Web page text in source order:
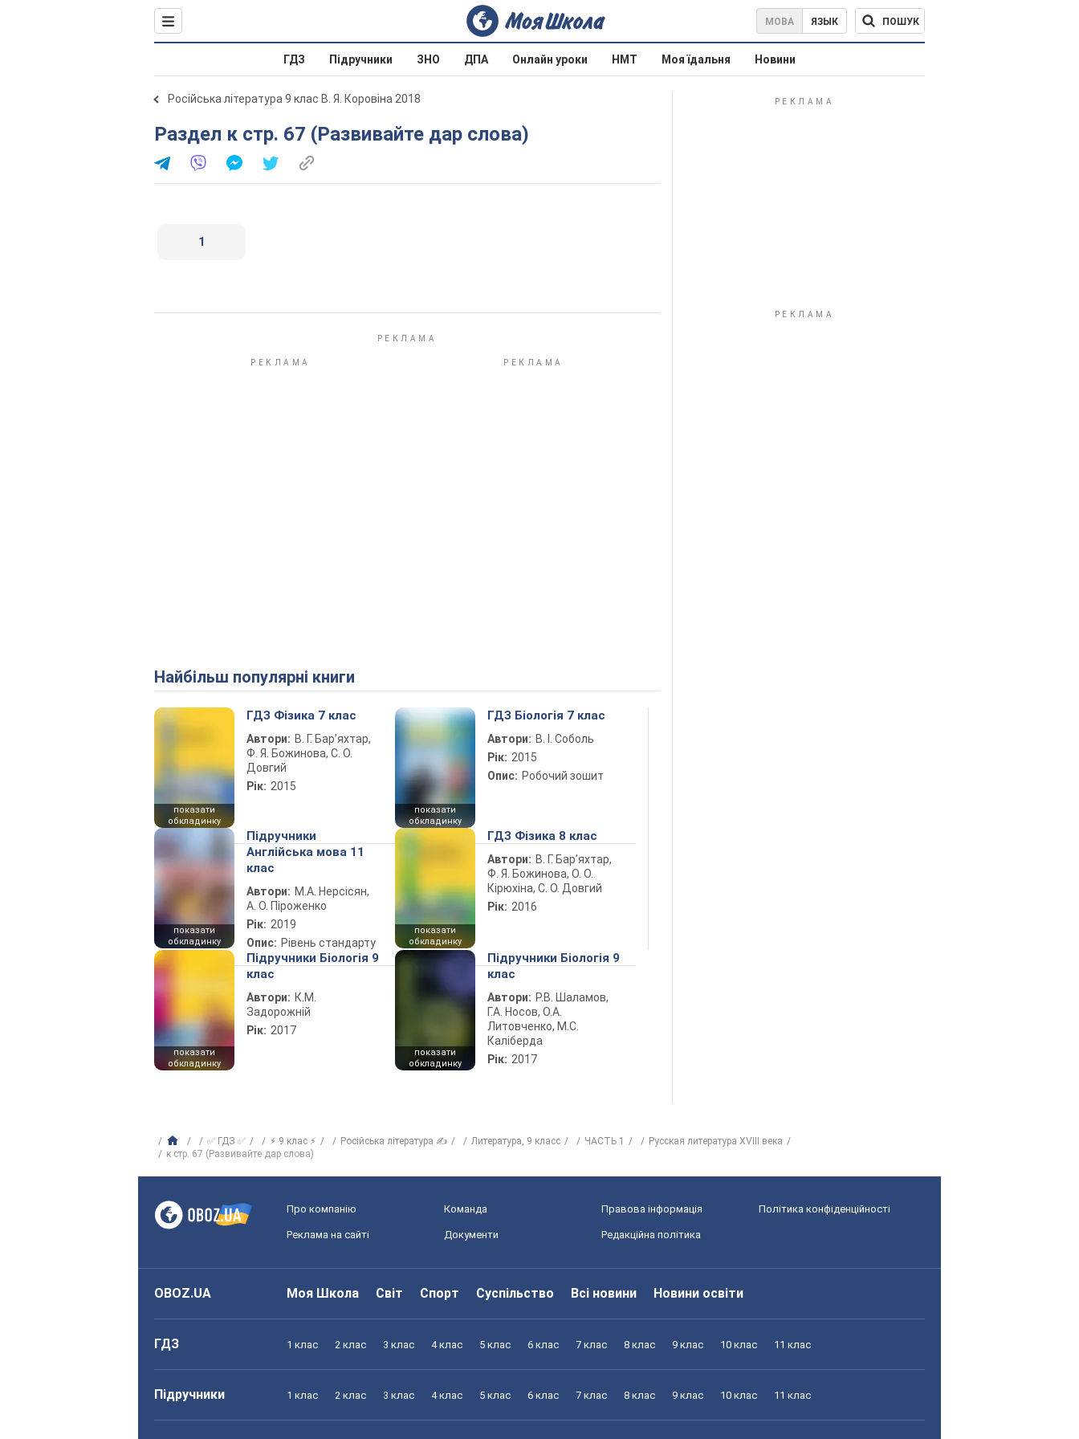
МОВА ЯЗЫК ПОШУК
ГДЗ Підручники ЗНО ДПА Онлайн уроки НМТ Моя їдальня Новини
Російська література 9 клас В. Я. Коровіна 2018
Раздел к стр. 67 (Развивайте дар слова)
1
Найбільш популярні книги
показати
обкладинку
ГДЗ Фізика 7 клас
Автори: В. Г. Бар’яхтар,
Ф. Я. Божинова, С. О.
Довгий
Рік: 2015
показати
обкладинку
ГДЗ Біологія 7 клас
Автори: В. І. Соболь
Рік: 2015
Опис: Робочий зошит
показати
обкладинку
Підручники
Англійська мова 11
клас
Автори: М.А. Нерсісян,
А. О. Піроженко
Рік: 2019
Опис: Рівень стандарту
показати
обкладинку
ГДЗ Фізика 8 клас
Автори: В. Г. Бар’яхтар,
Ф. Я. Божинова, О. О.
Кірюхіна, С. О. Довгий
Рік: 2016
показати
обкладинку
Підручники Біологія 9
клас
Автори: К.М.
Задорожній
Рік: 2017
показати
обкладинку
Підручники Біологія 9
клас
Автори: Р.В. Шаламов,
Г.А. Носов, О.А.
Литовченко, М.С.
Каліберда
Рік: 2017
✅ ГДЗ ✅ ⚡ 9 клас ⚡ Російська література ✍ Литература, 9 класс ЧАСТЬ 1
Русская литература ХVІІІ века
к стр. 67 (Развивайте дар слова)
Про компанію Команда Правова інформація Політика конфіденційності
Реклама на сайті Документи Редакційна політика
OBOZ.UA Моя Школа Світ Спорт Суспільство Всі новини Новини освіти
ГДЗ 1 клас 2 клас 3 клас 4 клас 5 клас 6 клас 7 клас 8 клас 9 клас 10 клас 11 клас
Підручники 1 клас 2 клас 3 клас 4 клас 5 клас 6 клас 7 клас 8 клас 9 клас 10 клас 11 клас